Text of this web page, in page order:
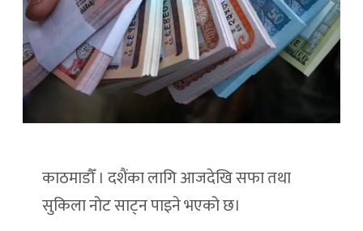
काठमाडौँ । दशैंका लागि आजदेखि सफा तथा
सुकिला नोट साट्न पाइने भएको छ।